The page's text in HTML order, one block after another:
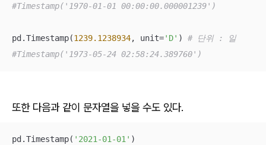
#Timestamp('1970-01-01 00:00:00.000001239')
pd.Timestamp(1239.1238934, unit='D' ) # 단위 : 일
#Timestamp('1973-05-24 02:58:24.389760')
또한 다음과 같이 문자열을 넣을 수도 있다.
pd.Timestamp( '2021-01-01'